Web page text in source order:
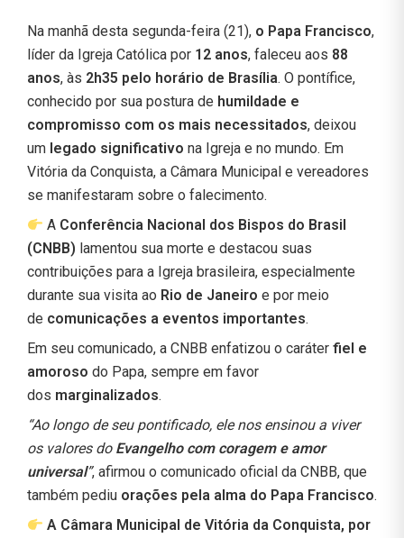
Na manhã desta segunda-feira (21), o Papa Francisco,
líder da Igreja Católica por 12 anos, faleceu aos 88
anos, às 2h35 pelo horário de Brasília. O pontífice,
conhecido por sua postura de humildade e
compromisso com os mais necessitados, deixou
um legado significativo na Igreja e no mundo. Em
Vitória da Conquista, a Câmara Municipal e vereadores
se manifestaram sobre o falecimento.
A Conferência Nacional dos Bispos do Brasil
(CNBB) lamentou sua morte e destacou suas
contribuições para a Igreja brasileira, especialmente
durante sua visita ao Rio de Janeiro e por meio
de comunicações a eventos importantes.
Em seu comunicado, a CNBB enfatizou o caráter fiel e
amoroso do Papa, sempre em favor
dos marginalizados.
“Ao longo de seu pontificado, ele nos ensinou a viver
os valores do Evangelho com coragem e amor
universal”, afirmou o comunicado oficial da CNBB, que
também pediu orações pela alma do Papa Francisco.
A Câmara Municipal de Vitória da Conquista, por